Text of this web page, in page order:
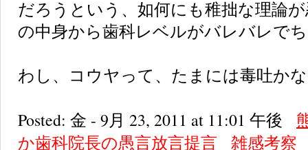
だろうという、如何にも稚拙な理論
の中身から歯科レベルがバレバレで
わし、コウヤって、たまには毒吐か
Posted: 金 - 9月 23, 2011 at 11:01 午後
か歯科院長の愚言放言提言
雑感考察